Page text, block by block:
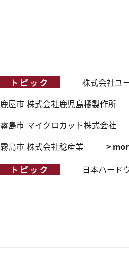
トピック 株式会社ユ
鹿屋市株式会社鹿児島橘製作所
霧島市 マイクロカット株式会社
霧島市株式会社稔産業
>
トピック 日本ハード